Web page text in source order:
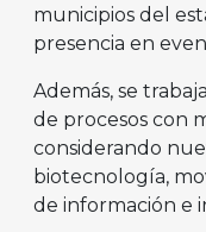
municipios del
presencia en
Además, se
de procesos con
considerando
biotecnología,
de información e